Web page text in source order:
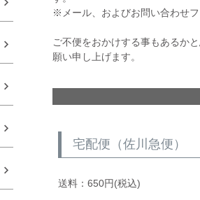
※メール、およびお問い合わせ
ご不便をおかけする事もあるか
願い申し上げます。
宅配便（佐川急便）
送料：650円(税込)